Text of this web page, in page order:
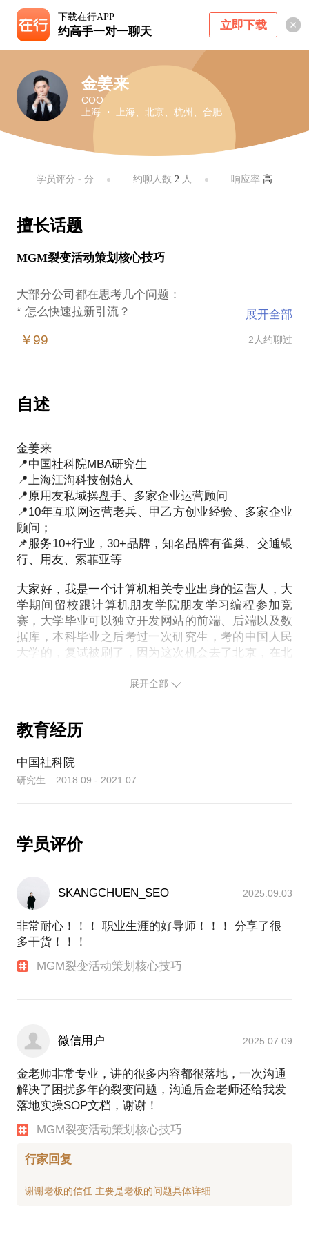
下载在行APP
约高手一对一聊天 立即下载
金姜来
COO
上海 ・ 上海、北京、杭州、合肥
学员评分 - 分 约聊人数 2 人 响应率高
擅长话题
MGM裂变活动策划核心技巧
大部分公司都在思考几个问题：
* 怎么快速拉新引流？
* 裂变引流的粉丝怎么才能更精准？
划裂变活动过程中，总结出了一套可落地的MGM裂变
活动方法论，特别对裂变过程遇到的问题有深刻洞
我愿意与你分享的内容包括：
* 裂变活动的核心要素
* 裂变海报如何进行设计
* 裂变粉丝怎么做到精准
* 裂变诱饵怎么进行理性筛选
* 裂变效果ROI、获客成本怎么预估
* 裂变的风控怎么做
我承诺：
* 不满意，可以退费！
* 沟通满意，赠送全套裂变SOP操作模版。
展开全部
￥99 2人约聊过
自述
金姜来
📍中国社科院MBA研究生
📍上海江淘科技创始人
📍原用友私域操盘手、多家企业运营顾问
📍10年互联网运营老兵、甲乙方创业经验、多家企业
顾问；
📌服务10+行业，30+品牌，知名品牌有雀巢、交通银
行、用友、索菲亚等
大家好，我是一个计算机相关专业出身的运营人，大
学期间留校跟计算机朋友学院朋友学习编程参加竞
赛，大学毕业可以独立开发网站的前端、后端以及数
据库，本科毕业之后考过一次研究生，考的中国人民
大学的，复试被刷了，因为这次机会去了北京，在北
及考虑到运营跟接近业务，所以就开始做运营。刚开
及创业一干就坚持了10年，经历了私域从个微到企微
的整个发展过程，服务过10+行业、30+品牌，如：用
从事私域过程中，也一直在升维学习运营的各个板
中抓住机会进行实践验证，更希望通过更高维度的学
习，提升私域的从业务视角的认知，更好的服务客
户。
最后补充一下：我是一个AI爱好者，是ChatGPT国内
最早使用的一批人，正在通过训练AI，取代自己ing。
* 服务某DTC跨境定制营养补剂品牌，从0到1搭建微
* 服务某母婴货架电商品牌，包裹卡引流率从1%提升
到18%；
* 服务某宠物社交电商品牌，1场MGM裂变活动裂变2
* 服务某咖啡品牌全国8大区1780名导购，私域用户3
个月提升10万+；
* 服务某乙方公司，成功帮助其竞标成功某国际咖啡
品牌；
展开全部
教育经历
中国社科院
研究生 2018.09 - 2021.07
学员评价
SKANGCHUEN_SEO 2025.09.03
非常耐心！！！ 职业生涯的好导师！！！ 分享了很
多干货！！！
MGM裂变活动策划核心技巧
微信用户 2025.07.09
金老师非常专业，讲的很多内容都很落地，一次沟通
解决了困扰多年的裂变问题，沟通后金老师还给我发
落地实操SOP文档，谢谢！
MGM裂变活动策划核心技巧
行家回复